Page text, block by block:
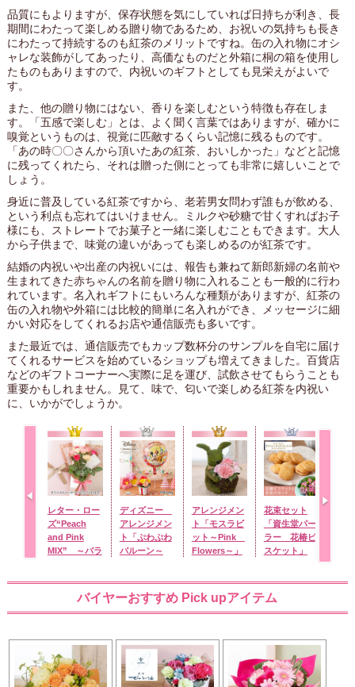
品質にもよりますが、保存状態を気にしていれば日持ちが利き、長
期間にわたって楽しめる贈り物であるため、お祝いの気持ちも長き
にわたって持続するのも紅茶のメリットですね。缶の入れ物にオシ
ャレな装飾がしてあったり、高価なものだと外箱に桐の箱を使用し
たものもありますので、内祝いのギフトとしても見栄えがよいで
す。
また、他の贈り物にはない、香りを楽しむという特徴も存在しま
す。「五感で楽しむ」とは、よく聞く言葉ではありますが、確かに
嗅覚というものは、視覚に匹敵するくらい記憶に残るものです。
「あの時〇〇さんから頂いたあの紅茶、おいしかった」などと記憶
に残ってくれたら、それは贈った側にとっても非常に嬉しいことで
しょう。
身近に普及している紅茶ですから、老若男女問わず誰もが飲める、
という利点も忘れてはいけません。ミルクや砂糖で甘くすればお子
様にも、ストレートでお菓子と一緒に楽しむこともできます。大人
から子供まで、味覚の違いがあっても楽しめるのが紅茶です。
結婚の内祝いや出産の内祝いには、報告も兼ねて新郎新婦の名前や
生まれてきた赤ちゃんの名前を贈り物に入れることも一般的に行わ
れています。名入れギフトにもいろんな種類がありますが、紅茶の
缶の入れ物や外箱には比較的簡単に名入れができ、メッセージに細
かい対応をしてくれるお店や通信販売も多いです。
また最近では、通信販売でもカップ数杯分のサンプルを自宅に届け
てくれるサービスを始めているショップも増えてきました。百貨店
などのギフトコーナーへ実際に足を運び、試飲させてもらうことも
重要かもしれません。見て、味で、匂いで楽しめる紅茶を内祝い
に、いかがでしょうか。
レター・ロー
ズ“Peach
and Pink
MIX” ～バラ
ディズニー
アレンジメン
ト「ぷわぷわ
バルーン～
ッキー＆フレ
ンズ～」
アレンジメン
ト「モスラビ
ット～Pink
Flowers～」
花束セット
「資生堂パー
ラー 花椿ビ
スケット」
バイヤーおすすめ Pick upアイテム